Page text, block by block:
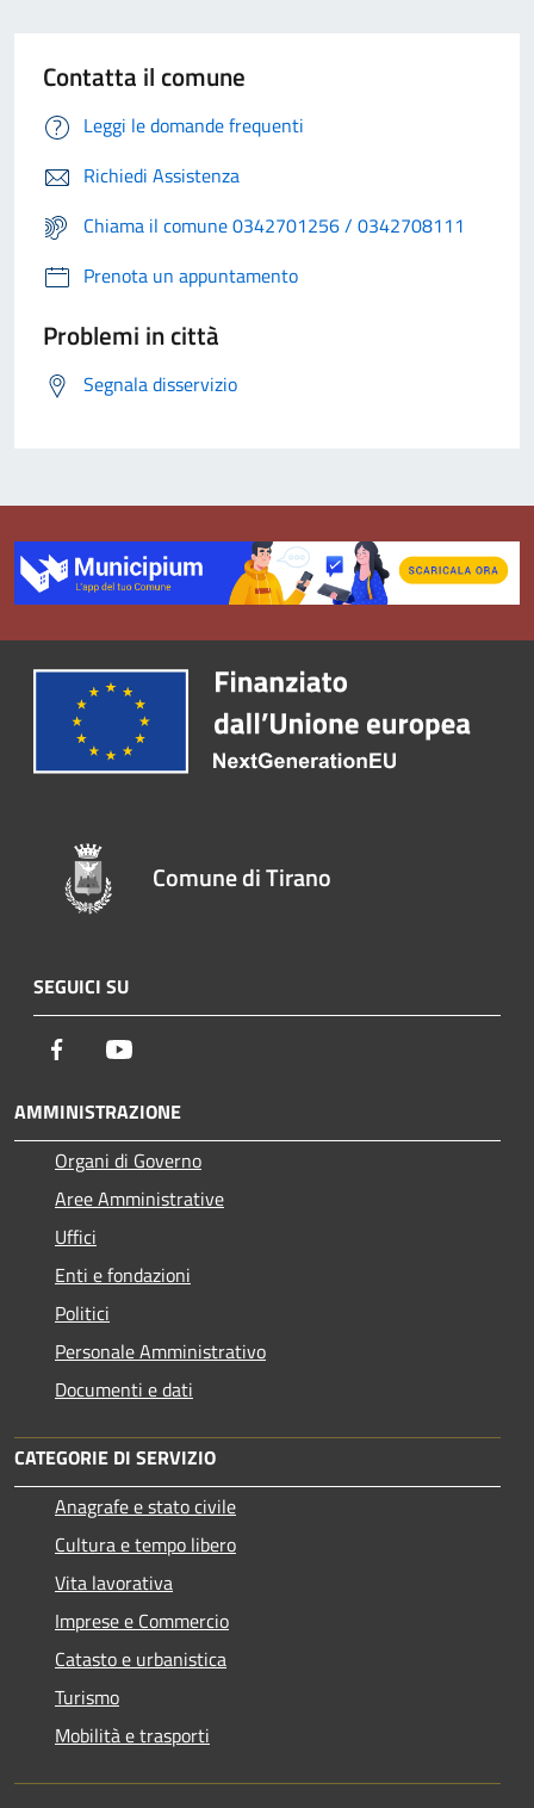
Contatta il comune
Leggi le domande frequenti
Richiedi Assistenza
Chiama il comune 0342701256 / 0342708111
Prenota un appuntamento
Problemi in città
Segnala disservizio
Comune di Tirano
SEGUICI SU
Facebook
AMMINISTRAZIONE
Organi di Governo
Aree Amministrative
Uffici
Enti e fondazioni
Politici
Personale Amministrativo
Documenti e dati
CATEGORIE DI SERVIZIO
Anagrafe e stato civile
Cultura e tempo libero
Vita lavorativa
Imprese e Commercio
Catasto e urbanistica
Turismo
Mobilità e trasporti